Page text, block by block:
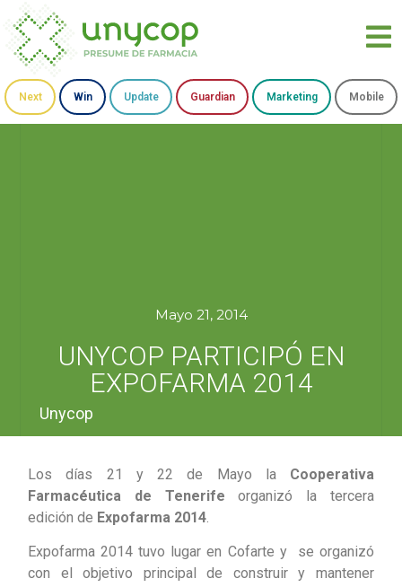
Next Win Update Guardian Marketing Mobile
Mayo 21, 2014
UNYCOP PARTICIPÓ EN
EXPOFARMA 2014
Unycop
Los días 21 y 22 de Mayo la Cooperativa
Farmacéutica de Tenerife organizó la tercera
edición de Expofarma 2014
Expofarma 2014 tuvo lugar en Cofarte y se organizó
con el objetivo principal de construir y mantener